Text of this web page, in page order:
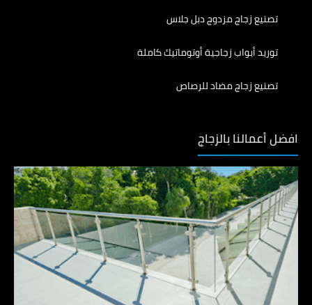
تصنيع زجاج مزدوج دبل جلاس
توريد أبواب زجاجية أوتوماتيك كاملة
تصنيع زجاج مضاد للرصاص
افضل أعمالنا بالزجاج